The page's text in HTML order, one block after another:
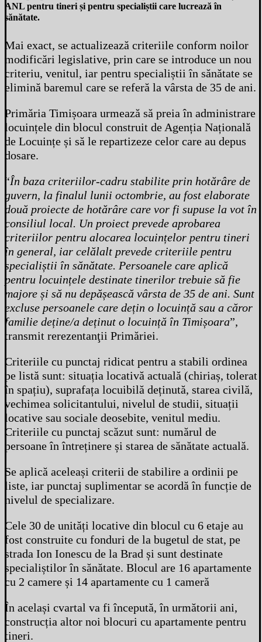
ANL pentru tineri și pentru specialiștii care lucrează în
sănătate.
Mai exact, se actualizează criteriile conform noilor
modificări legislative, prin care se introduce un nou
criteriu, venitul, iar pentru specialiștii în sănătate se
elimină baremul care se referă la vârsta de 35 de ani.
Primăria Timișoara urmează să preia în administrare
locuințele din blocul construit de Agenția Națională
de Locuințe și să le repartizeze celor care au depus
dosare.
“În baza criteriilor-cadru stabilite prin hotărâre de
guvern, la finalul lunii octombrie, au fost elaborate
două proiecte de hotărâre care vor fi supuse la vot în
consiliul local. Un proiect prevede aprobarea
criteriilor pentru alocarea locuințelor pentru tineri
în general, iar celălalt prevede criteriile pentru
specialiștii în sănătate. Persoanele care aplică
pentru locuințele destinate tinerilor trebuie să fie
majore și să nu depășească vârsta de 35 de ani. Sunt
excluse persoanele care dețin o locuință sau a căror
familie deține/a deținut o locuință în Timișoara”,
transmit rerezentanţii Primăriei.
Criteriile cu punctaj ridicat pentru a stabili ordinea
pe listă sunt: situația locativă actuală (chiriaș, tolerat
în spațiu), suprafața locuibilă deținută, starea civilă,
vechimea solicitantului, nivelul de studii, situații
locative sau sociale deosebite, venitul mediu.
Criteriile cu punctaj scăzut sunt: numărul de
persoane în întreținere și starea de sănătate actuală.
Se aplică aceleași criterii de stabilire a ordinii pe
liste, iar punctaj suplimentar se acordă în funcție de
nivelul de specializare.
Cele 30 de unități locative din blocul cu 6 etaje au
fost construite cu fonduri de la bugetul de stat, pe
strada Ion Ionescu de la Brad și sunt destinate
specialiștilor în sănătate. Blocul are 16 apartamente
cu 2 camere și 14 apartamente cu 1 cameră
În același cvartal va fi începută, în următorii ani,
construcția altor noi blocuri cu apartamente pentru
tineri.